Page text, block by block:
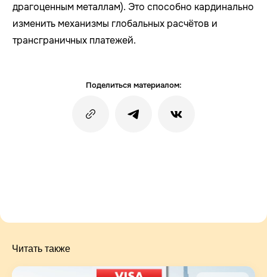
драгоценным металлам). Это способно кардинально
изменить механизмы глобальных расчётов и
трансграничных платежей.
Поделиться материалом:
Читать также